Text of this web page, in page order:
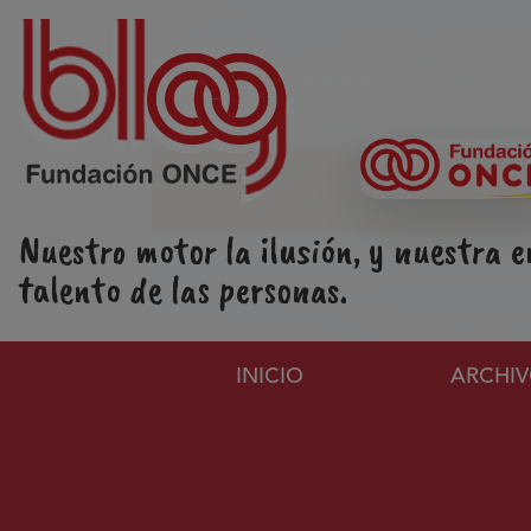
Pasar al contenido principal
Nuestro motor la ilusión, y nuestra
talento de las personas.
Navegación
INICIO